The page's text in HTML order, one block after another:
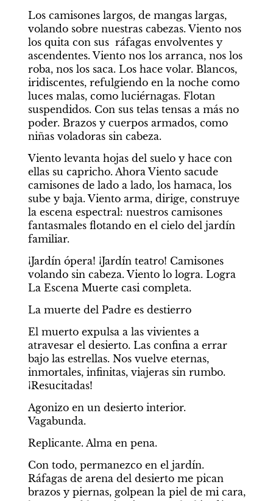
Los camisones largos, de mangas largas,
volando sobre nuestras cabezas. Viento nos
los quita con sus  ráfagas envolventes y
ascendentes. Viento nos los arranca, nos los
roba, nos los saca. Los hace volar. Blancos,
iridiscentes, refulgiendo en la noche como
luces malas, como luciérnagas. Flotan
suspendidos. Con sus telas tensas a más no
poder. Brazos y cuerpos armados, como
niñas voladoras sin cabeza.
Viento levanta hojas del suelo y hace con
ellas su capricho. Ahora Viento sacude
camisones de lado a lado, los hamaca, los
sube y baja. Viento arma, dirige, construye
la escena espectral: nuestros camisones
fantasmales flotando en el cielo del jardín
familiar.
¡Jardín ópera! ¡Jardín teatro! Camisones
volando sin cabeza. Viento lo logra. Logra
La Escena Muerte casi completa.
La muerte del Padre es destierro
El muerto expulsa a las vivientes a
atravesar el desierto. Las confina a errar
bajo las estrellas. Nos vuelve eternas,
inmortales, infinitas, viajeras sin rumbo.
¡Resucitadas!
Agonizo en un desierto interior.
Vagabunda.
Replicante. Alma en pena.
Con todo, permanezco en el jardín.
Ráfagas de arena del desierto me pican
brazos y piernas, golpean la piel de mi cara,